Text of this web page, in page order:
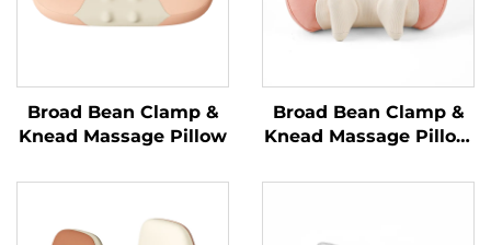
Broad Bean Clamp &
Knead Massage Pillow
Broad Bean Clamp &
Knead Massage Pillow